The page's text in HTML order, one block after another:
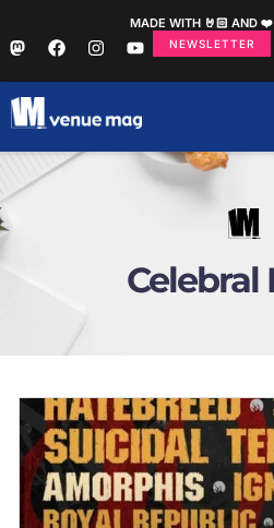
MADE WITH 🤘🏻 AND ❤️
NEWSLETTER
Celebral